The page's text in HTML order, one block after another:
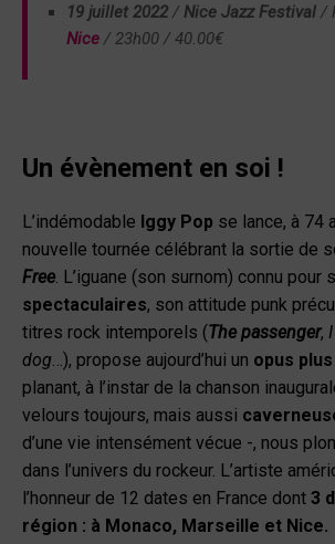
19 juillet 2022 / Nice Jazz Festival /
Nice / 23h00 / 40.00€
Un évènement en soi !
L’indémodable Iggy Pop se lance, à 74
nouvelle tournée célébrant la sortie de
Free . L’iguane (son surnom) connu pour
spectaculaires, son attitude punk
titres rock intemporels (The passenger,
dog …), propose aujourd’hui un opus
planant, à l’instar de la chanson
velours toujours, mais aussi
d’une vie intensément vécue -, nous
dans l’univers du rockeur. L’artiste
l’honneur de 12 dates en France dont 3
région : à Monaco, Marseille et Nice.